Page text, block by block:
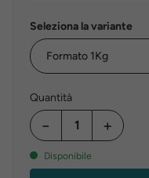
Seleziona la variante
Quantità
− +
Disponibile